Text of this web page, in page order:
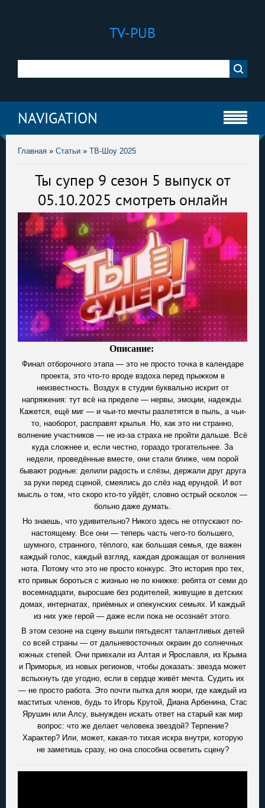
TV-PUB
NAVIGATION
Главная » Статьи » ТВ-Шоу 2025
Ты супер 9 сезон 5 выпуск от
05.10.2025 смотреть онлайн
Описание:
Финал отборочного этапа — это не просто точка в календаре
проекта, это что-то вроде вздоха перед прыжком в
неизвестность. Воздух в студии буквально искрит от
напряжения: тут всё на пределе — нервы, эмоции, надежды.
Кажется, ещё миг — и чьи-то мечты разлетятся в пыль, а чьи-
то, наоборот, расправят крылья. Но, как это ни странно,
волнение участников — не из-за страха не пройти дальше. Всё
куда сложнее и, если честно, гораздо трогательнее. За
недели, проведённые вместе, они стали ближе, чем порой
бывают родные: делили радость и слёзы, держали друг друга
за руки перед сценой, смеялись до слёз над ерундой. И вот
мысль о том, что скоро кто-то уйдёт, словно острый осколок —
больно даже думать.
Но знаешь, что удивительно? Никого здесь не отпускают по-
настоящему. Все они — теперь часть чего-то большего,
шумного, странного, тёплого, как большая семья, где важен
каждый голос, каждый взгляд, каждая дрожащая от волнения
нота. Потому что это не просто конкурс. Это история про тех,
кто привык бороться с жизнью не по книжке: ребята от семи до
восемнадцати, выросшие без родителей, живущие в детских
домах, интернатах, приёмных и опекунских семьях. И каждый
из них уже герой — даже если пока не осознаёт этого.
В этом сезоне на сцену вышли пятьдесят талантливых детей
со всей страны — от дальневосточных окраин до солнечных
южных степей. Они приехали из Алтая и Ярославля, из Крыма
и Приморья, из новых регионов, чтобы доказать: звезда может
вспыхнуть где угодно, если в сердце живёт мечта. Судить их
— не просто работа. Это почти пытка для жюри, где каждый из
маститых членов, будь то Игорь Крутой, Диана Арбенина, Стас
Ярушин или Алсу, вынужден искать ответ на старый как мир
вопрос: что же делает человека звездой? Терпение?
Характер? Или, может, какая-то тихая искра внутри, которую
не заметишь сразу, но она способна осветить сцену?